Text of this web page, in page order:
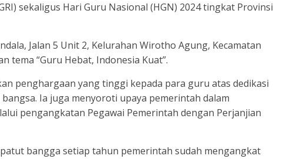
sekaligus Hari Guru Nasional (HGN) 2024 tingkat Provinsi
Jalan 5 Unit 2, Kelurahan Wirotho Agung, Kecamatan
tema “Guru Hebat, Indonesia Kuat”.
penghargaan yang tinggi kepada para guru atas dedikasi
Ia juga menyoroti upaya pemerintah dalam
pengangkatan Pegawai Pemerintah dengan Perjanjian
bangga setiap tahun pemerintah sudah mengangkat